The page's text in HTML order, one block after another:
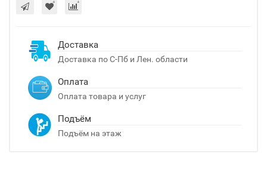
Доставка
Доставка по С-Пб и Лен. области
Оплата
Оплата товара и услуг
Подъём
Подъём на этаж